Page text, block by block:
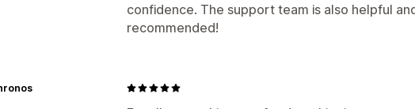
confidence. The support team is also helpful
recommended!